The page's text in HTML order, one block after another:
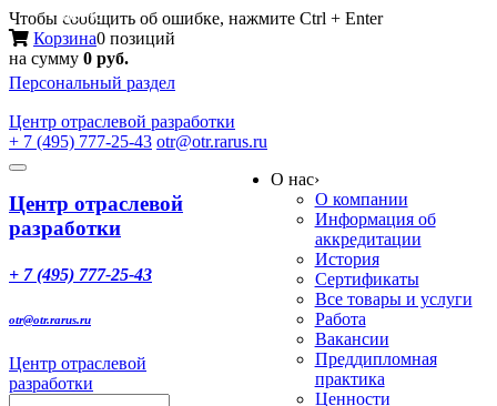
Чтобы сообщить об ошибке, нажмите Ctrl + Enter
Корзина0 позиций
на сумму 0 руб.
Персональный раздел
Центр отраслевой разработки
+ 7 (495) 777-25-43 otr@otr.rarus.ru
Toggle
Меню
Центр отраслевой
разработки
+ 7 (495) 777-25-43
otr@otr.rarus.ru
Центр отраслевой
разработки
О нас›
О компании
Информация об
аккредитации
История
Сертификаты
Все товары и услуги
Работа
Вакансии
Преддипломная
практика
Ценности